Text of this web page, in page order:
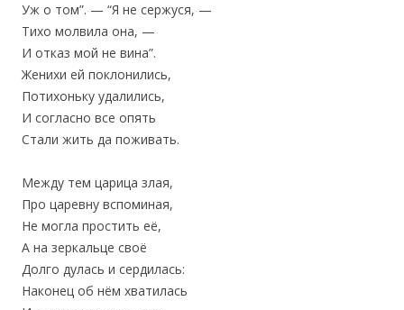
Уж о том”. — “Я не сержуся, —
Тихо молвила она, —
И отказ мой не вина”.
Женихи ей поклонились,
Потихоньку удалились,
И согласно все опять
Стали жить да поживать.
Между тем царица злая,
Про царевну вспоминая,
Не могла простить её,
А на зеркальце своё
Долго дулась и сердилась:
Наконец об нём хватилась